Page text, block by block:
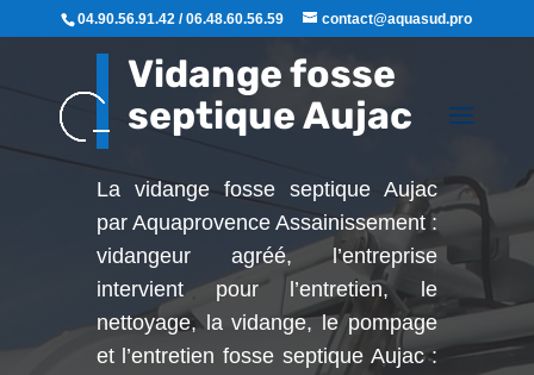
04.90.56.91.42 / 06.48.60.56.59 contact@aquasud.pro
Vidange fosse
septique Aujac
La vidange fosse septique Aujac
par Aquaprovence Assainissement :
vidangeur agréé, l’entreprise
intervient pour l’entretien, le
nettoyage, la vidange, le pompage
et l’entretien fosse septique Aujac :